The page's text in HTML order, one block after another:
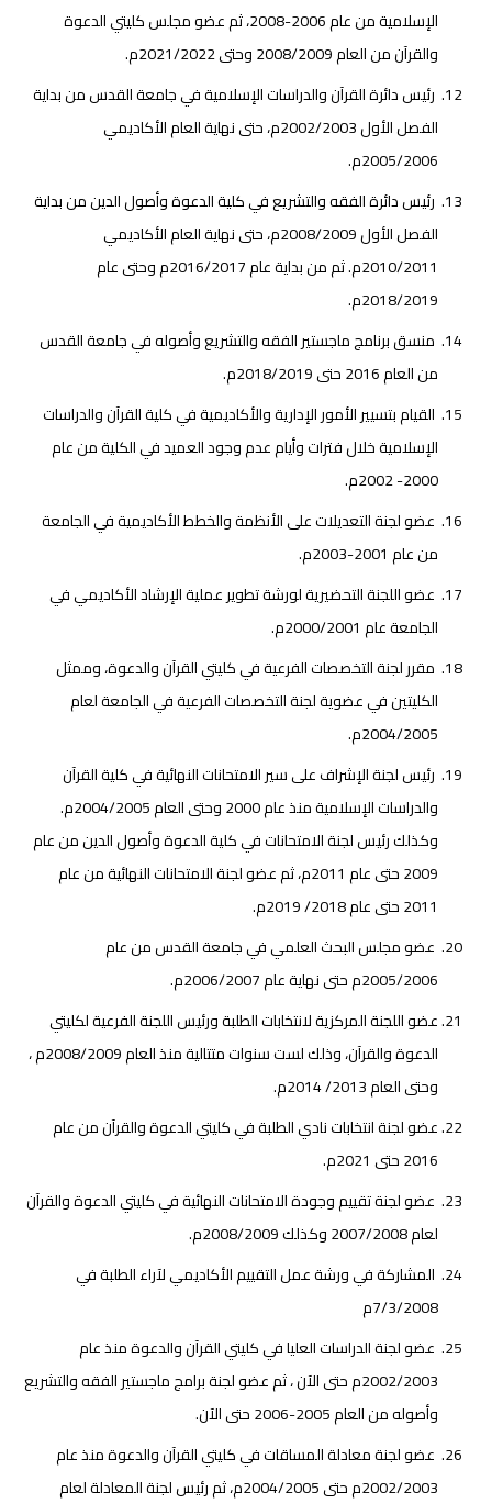
الإسلامية من عام 2006-2008، ثم عضو مجلس كليتي الدعوة
والقرآن من العام 2008/2009 وحتى 2021/2022م.
رئيس دائرة القرآن والدراسات الإسلامية في جامعة القدس من بداية
الفصل الأول 2002/2003م، حتى نهاية العام الأكاديمي
2005/2006م.
رئيس دائرة الفقه والتشريع في كلية الدعوة وأصول الدين من بداية
الفصل الأول 2008/2009م، حتى نهاية العام الأكاديمي
2010/2011م. ثم من بداية عام 2016/2017م وحتى عام
2018/2019م.
منسق برنامج ماجستير الفقه والتشريع وأصوله في جامعة القدس
من العام 2016 حتى 2018/2019م.
القيام بتسيير الأمور الإدارية والأكاديمية في كلية القرآن والدراسات
الإسلامية خلال فترات وأيام عدم وجود العميد في الكلية من عام
2000- 2002م.
عضو لجنة التعديلات على الأنظمة والخطط الأكاديمية في الجامعة
من عام 2001-2003م.
عضو اللجنة التحضيرية لورشة تطوير عملية الإرشاد الأكاديمي في
الجامعة عام 2000/2001م.
مقرر لجنة التخصصات الفرعية في كليتي القرآن والدعوة، وممثل
الكليتين في عضوية لجنة التخصصات الفرعية في الجامعة لعام
2004/2005م.
رئيس لجنة الإشراف على سير الامتحانات النهائية في كلية القرآن
والدراسات الإسلامية منذ عام 2000 وحتى العام 2004/2005م.
وكذلك رئيس لجنة الامتحانات في كلية الدعوة وأصول الدين من عام
2009 حتى عام 2011م، ثم عضو لجنة الامتحانات النهائية من عام
2011 حتى عام 2018/ 2019م.
عضو مجلس البحث العلمي في جامعة القدس من عام
2005/2006م حتى نهاية عام 2006/2007م.
عضو اللجنة المركزية لانتخابات الطلبة ورئيس اللجنة الفرعية لكليتي
الدعوة والقرآن، وذلك لست سنوات متتالية منذ العام 2008/2009م ،
وحتى العام 2013/ 2014م.
عضو لجنة انتخابات نادي الطلبة في كليتي الدعوة والقرآن من عام
2016 حتى 2021م.
عضو لجنة تقييم وجودة الامتحانات النهائية في كليتي الدعوة والقرآن
لعام 2007/2008 وكذلك 2008/2009م.
المشاركة في ورشة عمل التقييم الأكاديمي لآراء الطلبة في
7/3/2008م
عضو لجنة الدراسات العليا في كليتي القرآن والدعوة منذ عام
2002/2003م حتى الآن ، ثم عضو لجنة برامج ماجستير الفقه والتشريع
وأصوله من العام 2005-2006 حتى الآن.
عضو لجنة معادلة المساقات في كليتي القرآن والدعوة منذ عام
2002/2003م حتى 2004/2005م، ثم رئيس لجنة المعادلة لعام